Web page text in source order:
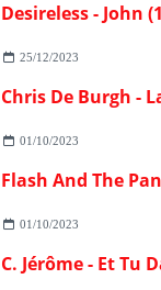
Desireless - John
25/12/2023
Chris De Burgh -
01/10/2023
01/10/2023
C. Jérôme - Et Tu